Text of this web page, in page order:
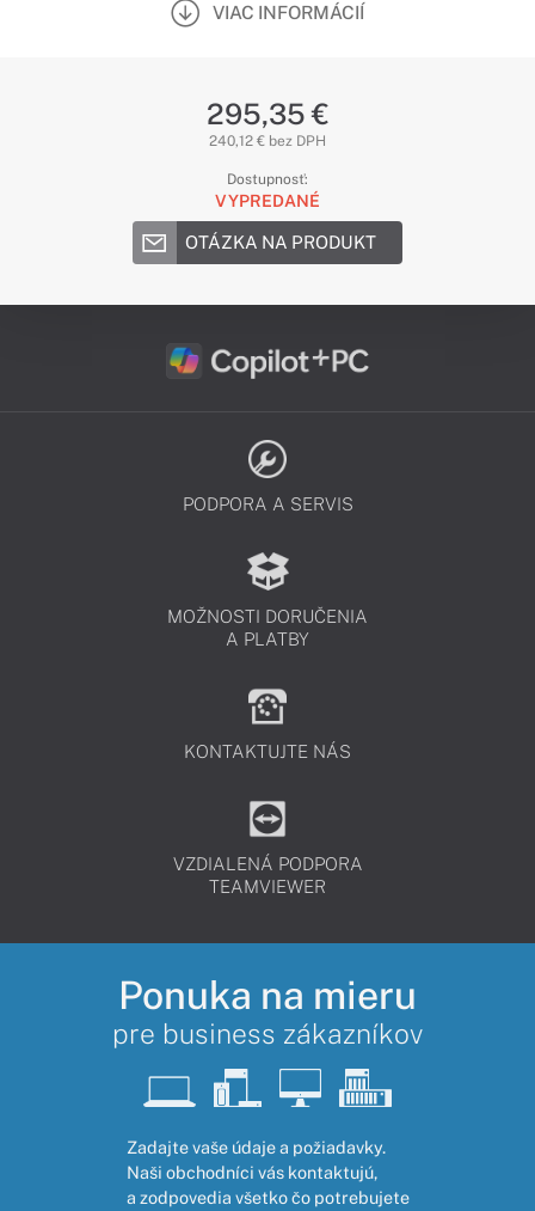
VIAC INFORMÁCIÍ
295,35 €
240,12 € bez DPH
Dostupnosť:
VYPREDANÉ
OTÁZKA NA PRODUKT
PODPORA A SERVIS
MOŽNOSTI DORUČENIA
A PLATBY
KONTAKTUJTE NÁS
VZDIALENÁ PODPORA
TEAMVIEWER
Ponuka na mieru
pre business zákazníkov
Zadajte vaše údaje a požiadavky.
Naši obchodníci vás kontaktujú,
a zodpovedia všetko čo potrebujete